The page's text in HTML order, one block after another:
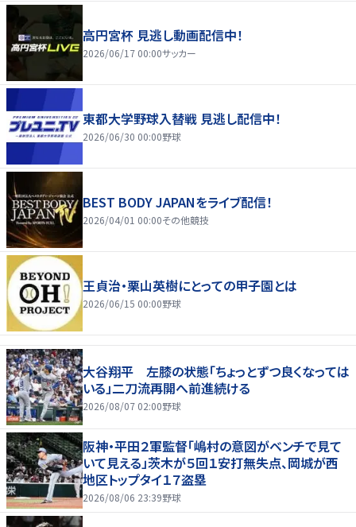
高円宮杯 見逃し動画配信中！
2026/06/17 00:00サッカー
東都大学野球入替戦 見逃し配信中！
2026/06/30 00:00野球
BEST BODY JAPANをライブ配信！
2026/04/01 00:00その他競技
王貞治・栗山英樹にとっての甲子園とは
2026/06/15 00:00野球
大谷翔平 左膝の状態「ちょっとずつ良くなっては
いる」二刀流再開へ前進続ける
2026/08/07 02:00野球
阪神・平田２軍監督「嶋村の意図がベンチで見て
いて見える」茨木が５回１安打無失点、岡城が西
地区トップタイ１７盗塁
2026/08/06 23:39野球